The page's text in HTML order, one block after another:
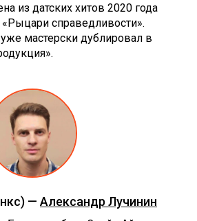
из датских хитов 2020 года
справедливости».
мастерски дублировал в
— Александр Лучинин